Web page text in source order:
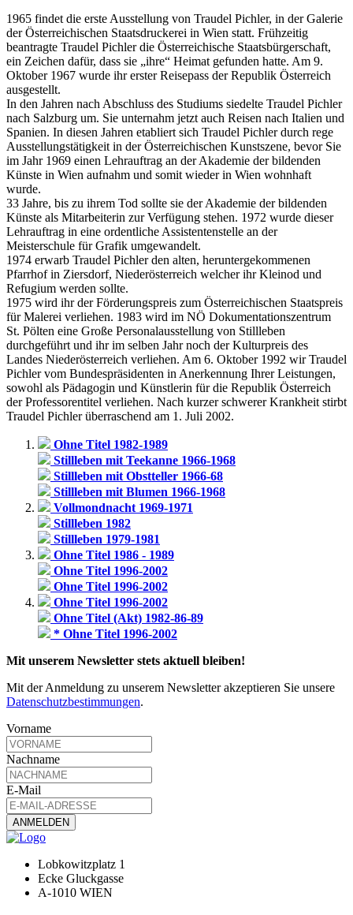
1965 findet die erste Ausstellung von Traudel Pichler, in der Galerie
der Österreichischen Staatsdruckerei in Wien statt. Frühzeitig
beantragte Traudel Pichler die Österreichische Staatsbürgerschaft,
ein Zeichen dafür, dass sie „ihre“ Heimat gefunden hatte. Am 9.
Oktober 1967 wurde ihr erster Reisepass der Republik Österreich
ausgestellt.
In den Jahren nach Abschluss des Studiums siedelte Traudel Pichler
nach Salzburg um. Sie unternahm jetzt auch Reisen nach Italien und
Spanien. In diesen Jahren etabliert sich Traudel Pichler durch rege
Ausstellungstätigkeit in der Österreichischen Kunstszene, bevor Sie
im Jahr 1969 einen Lehrauftrag an der Akademie der bildenden
Künste in Wien aufnahm und somit wieder in Wien wohnhaft
wurde.
33 Jahre, bis zu ihrem Tod sollte sie der Akademie der bildenden
Künste als Mitarbeiterin zur Verfügung stehen. 1972 wurde dieser
Lehrauftrag in eine ordentliche Assistentenstelle an der
Meisterschule für Grafik umgewandelt.
1974 erwarb Traudel Pichler den alten, heruntergekommenen
Pfarrhof in Ziersdorf, Niederösterreich welcher ihr Kleinod und
Refugium werden sollte.
1975 wird ihr der Förderungspreis zum Österreichischen Staatspreis
für Malerei verliehen. 1983 wird im NÖ Dokumentationszentrum
St. Pölten eine Große Personalausstellung von Stillleben
durchgeführt und ihr im selben Jahr noch der Kulturpreis des
Landes Niederösterreich verliehen. Am 6. Oktober 1992 wir Traudel
Pichler vom Bundespräsidenten in Anerkennung Ihrer Leistungen,
sowohl als Pädagogin und Künstlerin für die Republik Österreich
der Professorentitel verliehen. Nach kurzer schwerer Krankheit stirbt
Traudel Pichler überraschend am 1. Juli 2002.
Ohne Titel 1982-1989
Stillleben mit Teekanne 1966-1968
Stillleben mit Obstteller 1966-68
Stillleben mit Blumen 1966-1968
Vollmondnacht 1969-1971
Stillleben 1982
Stillleben 1979-1981
Ohne Titel 1986 - 1989
Ohne Titel 1996-2002
Ohne Titel 1996-2002
Ohne Titel 1996-2002
Ohne Titel (Akt) 1982-86-89
* Ohne Titel 1996-2002
Mit unserem Newsletter stets aktuell bleiben!
Mit der Anmeldung zu unserem Newsletter akzeptieren Sie unsere
Datenschutzbestimmungen.
Vorname
Nachname
E-Mail
Lobkowitzplatz 1
Ecke Gluckgasse
A-1010 WIEN